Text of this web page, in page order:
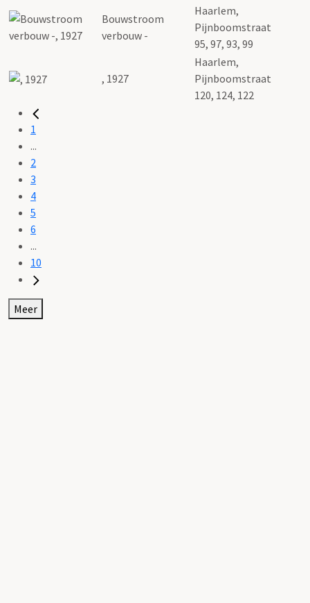
Bouwstroom
verbouw -
Haarlem,
Pijnboomstraat
95, 97, 93, 99
, 1927
Haarlem,
Pijnboomstraat
120, 124, 122
1
...
2
3
4
5
6
...
10
Meer